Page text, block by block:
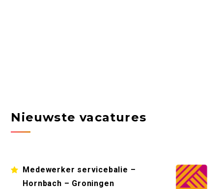
Nieuwste vacatures
Medewerker servicebalie –
Hornbach – Groningen